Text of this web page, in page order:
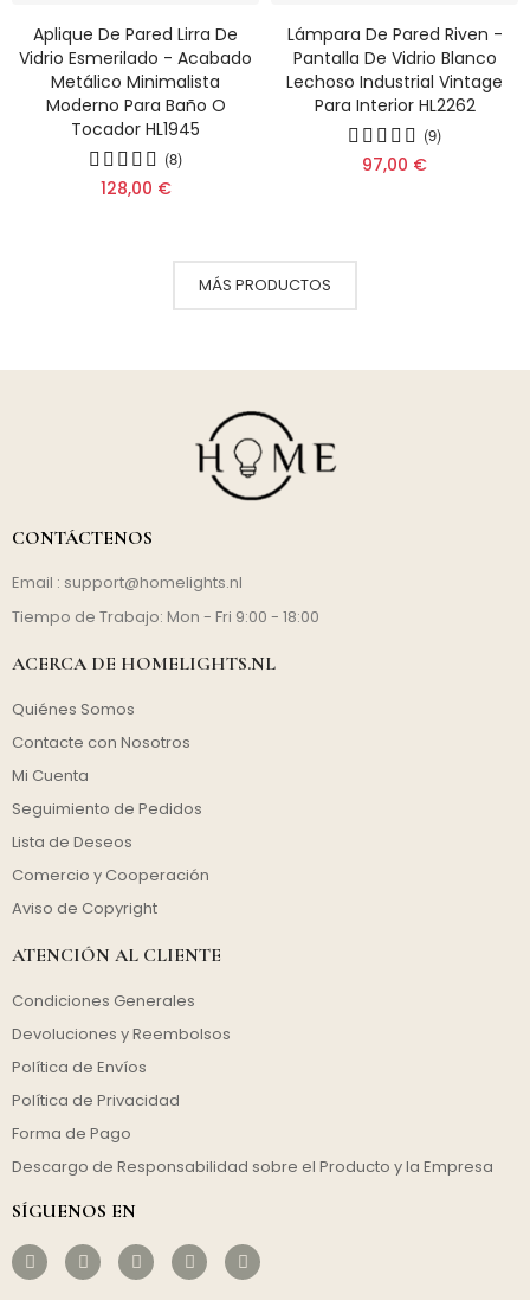
Aplique De Pared Lirra De
Vidrio Esmerilado - Acabado
Metálico Minimalista
Moderno Para Baño O
Tocador HL1945
(8)
128,00 €
Lámpara De Pared Riven -
Pantalla De Vidrio Blanco
Lechoso Industrial Vintage
Para Interior HL2262
(9)
97,00 €
MÁS PRODUCTOS
CONTÁCTENOS
Email : support@homelights.nl
Tiempo de Trabajo: Mon - Fri 9:00 - 18:00
ACERCA DE HOMELIGHTS.NL
Quiénes Somos
Contacte con Nosotros
Mi Cuenta
Seguimiento de Pedidos
Lista de Deseos
Comercio y Cooperación
Aviso de Copyright
ATENCIÓN AL CLIENTE
Condiciones Generales
Devoluciones y Reembolsos
Política de Envíos
Política de Privacidad
Forma de Pago
Descargo de Responsabilidad sobre el Producto y la Empresa
SÍGUENOS EN